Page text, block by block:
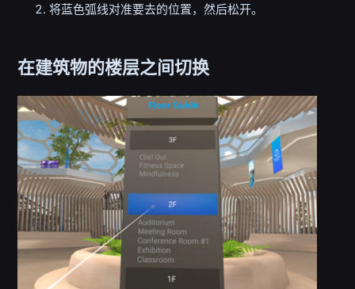
将蓝色弧线对准要去的位置，然后松开。
在建筑物的楼层之间切换